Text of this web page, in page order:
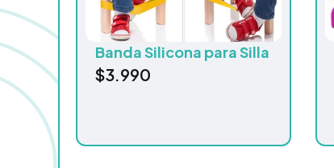
Banda Silicona para Silla
$3.990